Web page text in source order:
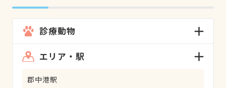
診療動物
エリア・駅
郡中港駅